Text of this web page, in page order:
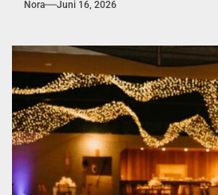
Nora Juni 16, 2026